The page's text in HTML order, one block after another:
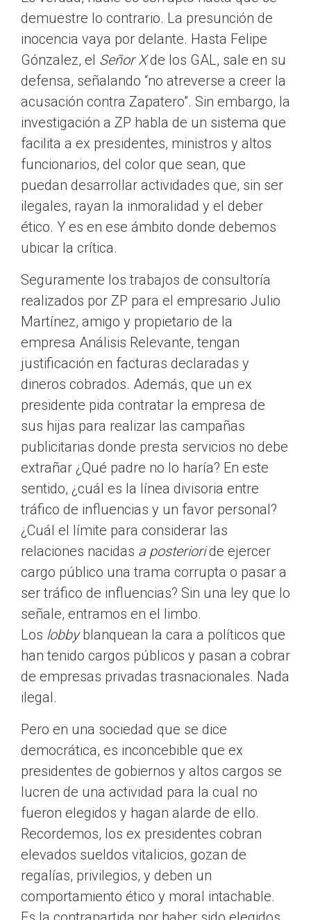
demuestre lo contrario. La presunción de
inocencia vaya por delante. Hasta Felipe
Gónzalez, el Señor Xde los GAL, sale en su
defensa, señalando “no atreverse a creer la
acusación contra Zapatero”. Sin embargo, la
investigación a ZP habla de un sistema que
facilita a ex presidentes, ministros y altos
funcionarios, del color que sean, que
puedan desarrollar actividades que, sin ser
ilegales, rayan la inmoralidad y el deber
ético. Y es en ese ámbito donde debemos
ubicar la crítica.
Seguramente los trabajos de consultoría
realizados por ZP para el empresario Julio
Martínez, amigo y propietario de la
empresa Análisis Relevante, tengan
justificación en facturas declaradas y
dineros cobrados. Además, que un ex
presidente pida contratar la empresa de
sus hijas para realizar las campañas
publicitarias donde presta servicios no debe
extrañar ¿Qué padre no lo haría? En este
sentido, ¿cuál es la línea divisoria entre
tráfico de influencias y un favor personal?
¿Cuál el límite para considerar las
relaciones nacidas a posterioride ejercer
cargo público una trama corrupta o pasar a
ser tráfico de influencias? Sin una ley que lo
señale, entramos en el limbo.
Los lobbyblanquean la cara a políticos que
han tenido cargos públicos y pasan a cobrar
de empresas privadas trasnacionales. Nada
ilegal.
Pero en una sociedad que se dice
democrática, es inconcebible que ex
presidentes de gobiernos y altos cargos se
lucren de una actividad para la cual no
fueron elegidos y hagan alarde de ello.
Recordemos, los ex presidentes cobran
elevados sueldos vitalicios, gozan de
regalías, privilegios, y deben un
comportamiento ético y moral intachable.